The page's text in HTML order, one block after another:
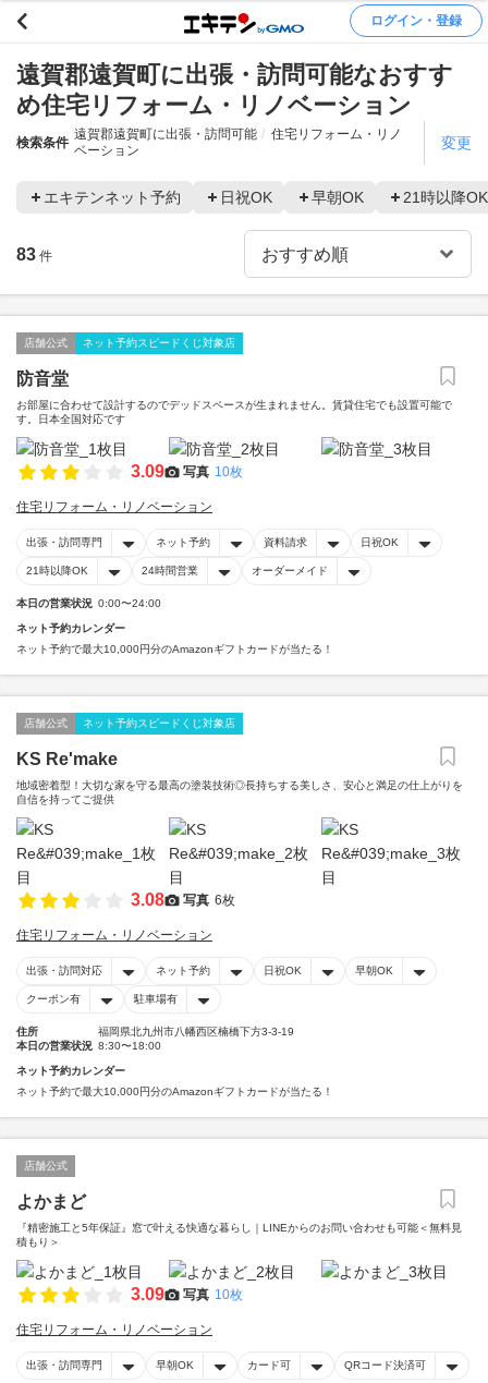
ログイン・登録
遠賀郡遠賀町に出張・訪問可能なおすす
め住宅リフォーム・リノベーション
検索条件
遠賀郡遠賀町に出張・訪問可能
住宅リフォーム・リノ
ベーション
変更
エキテンネット予約 日祝OK 早朝OK 21時以降OK
83 件
店舗公式 ネット予約スピードくじ対象店
防音堂
お部屋に合わせて設計するのでデッドスペースが生まれません。賃貸住宅でも設置可能で
す。日本全国対応です
3.09 写真 10枚
住宅リフォーム・リノベーション
出張・訪問専門 ネット予約 資料請求 日祝OK
21時以降OK 24時間営業 オーダーメイド
本日の営業状況 0:00〜24:00
ネット予約カレンダー
ネット予約で最大10,000円分のAmazonギフトカードが当たる！
店舗公式 ネット予約スピードくじ対象店
KS Re'make
地域密着型！大切な家を守る最高の塗装技術◎長持ちする美しさ、安心と満足の仕上がりを
自信を持ってご提供
3.08 写真 6枚
住宅リフォーム・リノベーション
出張・訪問対応 ネット予約 日祝OK 早朝OK
クーポン有 駐車場有
住所
福岡県北九州市八幡西区楠橋下方3-3-19
本日の営業状況 8:30〜18:00
ネット予約カレンダー
ネット予約で最大10,000円分のAmazonギフトカードが当たる！
店舗公式
よかまど
『精密施工と5年保証』窓で叶える快適な暮らし｜LINEからのお問い合わせも可能＜無料見
積もり＞
3.09 写真 10枚
住宅リフォーム・リノベーション
出張・訪問専門 早朝OK カード可 QRコード決済可